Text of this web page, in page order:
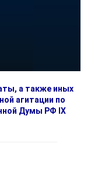
а также иных
агитации по
Думы РФ IX